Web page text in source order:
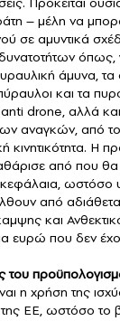
– μέλη να
σε αμυντικά
όπως,
άμυνα, τα
και τα
drone, αλλά και
αναγκών, από
κινητικότητα. Η
από που
ωστόσο
από
και
ευρώ που δεν
του
η χρήση της
ΕΕ, ωστόσο το